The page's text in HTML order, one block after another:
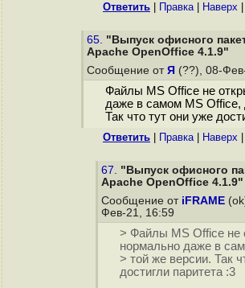
Ответить Правка| Наверх
65. "Выпуск офисного
Apache OpenOffice 4.1.9"
Сообщение от Я (??), 08-
Файлы MS Office не
даже в самом MS Office,
Так что тут они уже
Ответить Правка| Наверх
67. "Выпуск офисного
Apache OpenOffice 4.1.9"
Сообщение от iFRAME
Фев-21, 16:59
> Файлы MS Office не
нормально даже в
> той же версии. Так
достигли паритета :3